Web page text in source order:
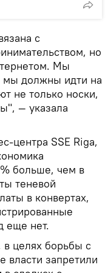
с
но
Мы
мы должны идти на
не только носки,
— указала
центра SSE Riga,
больше, чем в
теневой
в конвертах,
еще нет.
в целях борьбы с
власти запретили